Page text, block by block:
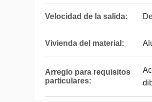
Velocidad de la salida:
Vivienda del material:
Arreglo para requisitos
particulares: